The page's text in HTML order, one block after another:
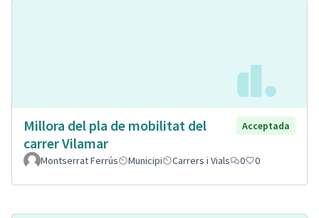
Millora del pla de mobilitat del
carrer Vilamar
Acceptada
Montserrat Ferrús Municipi Carrers i Vials 0 0